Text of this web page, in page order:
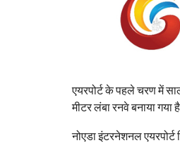
एयरपोर्ट के पहले चरण में
मीटर लंबा रनवे बनाया
नोएडा इंटरनेशनल एयरपोर्ट